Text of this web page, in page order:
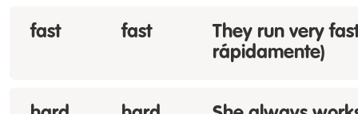
fast fast
They run very
rápidamente)